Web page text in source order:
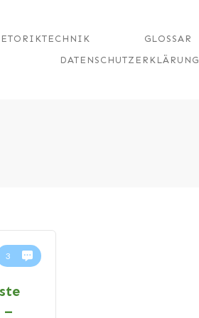
GLOSSAR
DATENSCHUTZERKLÄRUNG
3
–